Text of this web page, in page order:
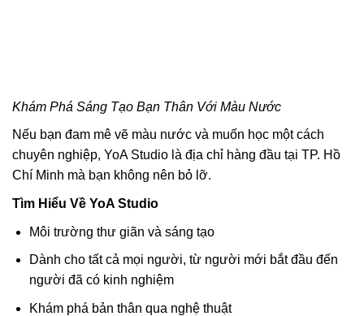
Khám Phá Sáng Tạo Bạn Thân Với Màu Nước
Nếu bạn đam mê vẽ màu nước và muốn học một cách
chuyên nghiệp, YoA Studio là địa chỉ hàng đầu tại TP. Hồ
Chí Minh mà bạn không nên bỏ lỡ.
Tìm Hiểu Về YoA Studio
Môi trường thư giãn và sáng tạo
Dành cho tất cả mọi người, từ người mới bắt đầu đến
người đã có kinh nghiệm
Khám phá bản thân qua nghệ thuật